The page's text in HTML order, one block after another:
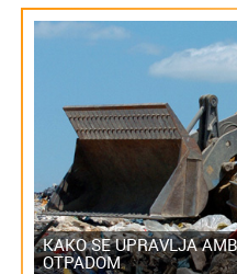
KAKO SE UPRAVLJA
OTPADOM